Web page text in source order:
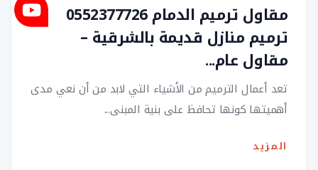
مقاول ترميم الدمام 0552377726
ترميم منازل قديمة بالشرقية –
مقاول عام...
تعد أعمال الترميم من الأشياء التي لابد من أن نعي مدى
أهميتها كونها تحافظ على بنية المبنى...
المزيد